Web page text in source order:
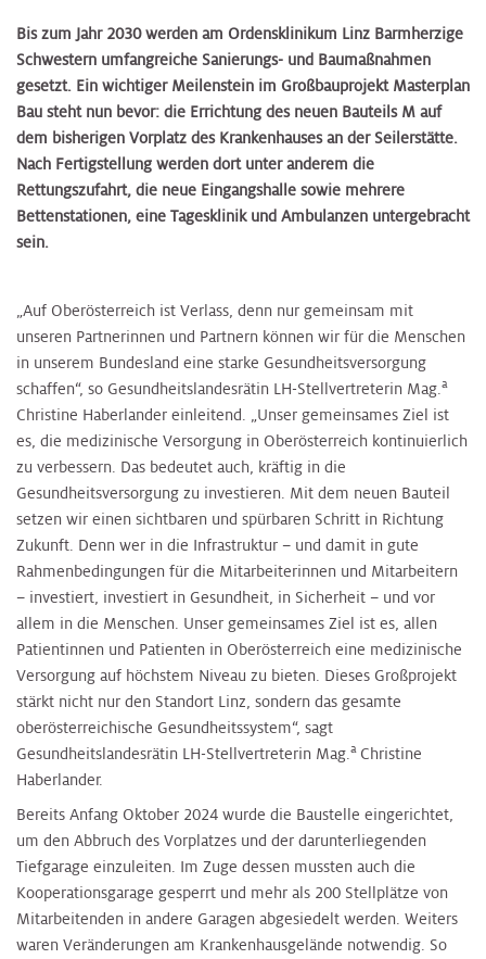
Bis zum Jahr 2030 werden am Ordensklinikum Linz Barmherzige
Schwestern umfangreiche Sanierungs- und Baumaßnahmen
gesetzt. Ein wichtiger Meilenstein im Großbauprojekt Masterplan
Bau steht nun bevor: die Errichtung des neuen Bauteils M auf
dem bisherigen Vorplatz des Krankenhauses an der Seilerstätte.
Nach Fertigstellung werden dort unter anderem die
Rettungszufahrt, die neue Eingangshalle sowie mehrere
Bettenstationen, eine Tagesklinik und Ambulanzen untergebracht
sein.
„Auf Oberösterreich ist Verlass, denn nur gemeinsam mit
unseren Partnerinnen und Partnern können wir für die Menschen
in unserem Bundesland eine starke Gesundheitsversorgung
schaffen“, so Gesundheitslandesrätin LH-Stellvertreterin Mag.a
Christine Haberlander einleitend. „Unser gemeinsames Ziel ist
es, die medizinische Versorgung in Oberösterreich kontinuierlich
zu verbessern. Das bedeutet auch, kräftig in die
Gesundheitsversorgung zu investieren. Mit dem neuen Bauteil
setzen wir einen sichtbaren und spürbaren Schritt in Richtung
Zukunft. Denn wer in die Infrastruktur – und damit in gute
Rahmenbedingungen für die Mitarbeiterinnen und Mitarbeitern
– investiert, investiert in Gesundheit, in Sicherheit – und vor
allem in die Menschen. Unser gemeinsames Ziel ist es, allen
Patientinnen und Patienten in Oberösterreich eine medizinische
Versorgung auf höchstem Niveau zu bieten. Dieses Großprojekt
stärkt nicht nur den Standort Linz, sondern das gesamte
oberösterreichische Gesundheitssystem“, sagt
Gesundheitslandesrätin LH-Stellvertreterin Mag.a Christine
Haberlander.
Bereits Anfang Oktober 2024 wurde die Baustelle eingerichtet,
um den Abbruch des Vorplatzes und der darunterliegenden
Tiefgarage einzuleiten. Im Zuge dessen mussten auch die
Kooperationsgarage gesperrt und mehr als 200 Stellplätze von
Mitarbeitenden in andere Garagen abgesiedelt werden. Weiters
waren Veränderungen am Krankenhausgelände notwendig. So